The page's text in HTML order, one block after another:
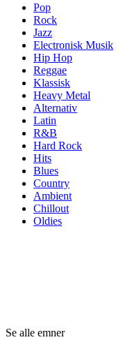
Pop
Rock
Jazz
Electronisk Musik
Hip Hop
Reggae
Klassisk
Heavy Metal
Alternativ
Latin
R&B
Hard Rock
Hits
Blues
Country
Ambient
Chillout
Oldies
Se alle emner